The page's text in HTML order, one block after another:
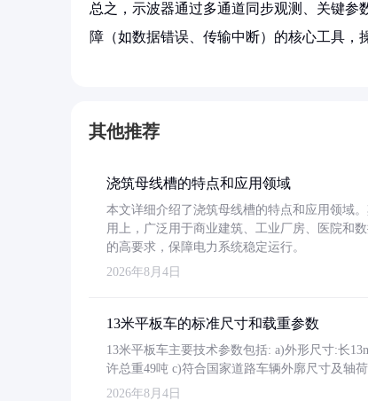
总之，示波器通过多通道同步观测、关键
障（如数据错误、传输中断）的核心工具，
其他推荐
浇筑母线槽的特点和应用领域
本文详细介绍了浇筑母线槽的特点和应用领域
用上，广泛用于商业建筑、工业厂房、医院和
的高要求，保障电力系统稳定运行。
2026年8月4日
13米平板车的标准尺寸和载重参数
13米平板车主要技术参数包括: a)外形尺寸:长
许总重49吨 c)符合国家道路车辆外廓尺寸及轴
2026年8月4日